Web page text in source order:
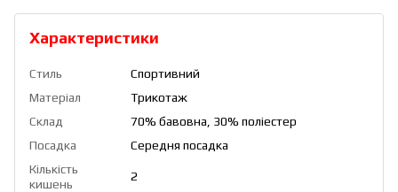
Характеристики
Стиль
Спортивний
Матеріал
Трикотаж
Склад
70% бавовна, 30% поліестер
Посадка
Середня посадка
Кількість
кишень
2